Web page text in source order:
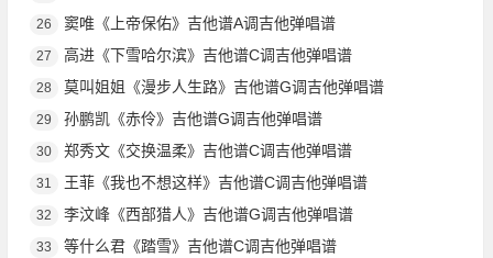
26 窦唯《上帝保佑》吉他谱A调吉他弹唱谱
27 高进《下雪哈尔滨》吉他谱C调吉他弹唱谱
28 莫叫姐姐《漫步人生路》吉他谱G调吉他弹唱谱
29 孙鹏凯《赤伶》吉他谱G调吉他弹唱谱
30 郑秀文《交换温柔》吉他谱C调吉他弹唱谱
31 王菲《我也不想这样》吉他谱C调吉他弹唱谱
32 李汶峰《西部猎人》吉他谱G调吉他弹唱谱
33 等什么君《踏雪》吉他谱C调吉他弹唱谱